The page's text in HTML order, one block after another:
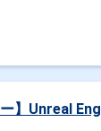
ー】Unreal